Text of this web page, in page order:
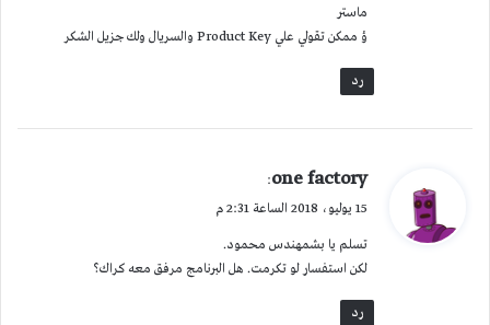
ماستر
ِؤ ممكن تقولي علي Product Key والسريال ولك جزيل الشكر
رد
ي
ل
one factory
:
15 يوليو، 2018 الساعة 2:31 م
تسلم يا بشمهندس محمود.
لكن استفسار لو تكرمت. هل البرنامج مرفق معه كراك؟
رد